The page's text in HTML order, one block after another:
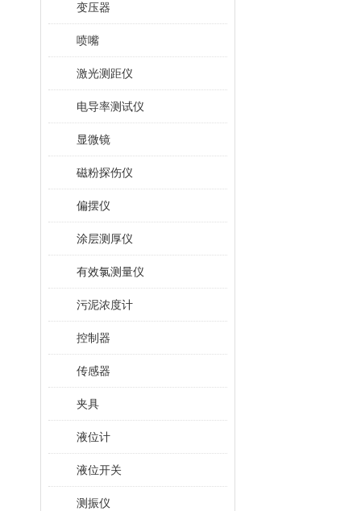
变压器
喷嘴
激光测距仪
电导率测试仪
显微镜
磁粉探伤仪
偏摆仪
涂层测厚仪
有效氯测量仪
污泥浓度计
控制器
传感器
夹具
液位计
液位开关
测振仪